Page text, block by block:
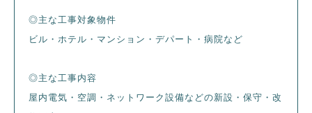
◎主な工事対象物件
ビル・ホテル・マンション・デパート・病院など
◎主な工事内容
屋内電気・空調・ネットワーク設備などの新設・保守・改